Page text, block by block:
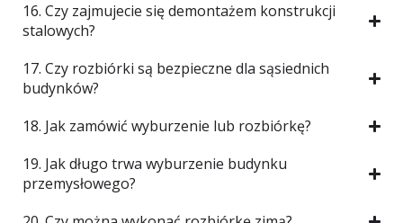
16. Czy zajmujecie się demontażem konstrukcji
stalowych?
17. Czy rozbiórki są bezpieczne dla sąsiednich
budynków?
18. Jak zamówić wyburzenie lub rozbiórkę?
19. Jak długo trwa wyburzenie budynku
przemysłowego?